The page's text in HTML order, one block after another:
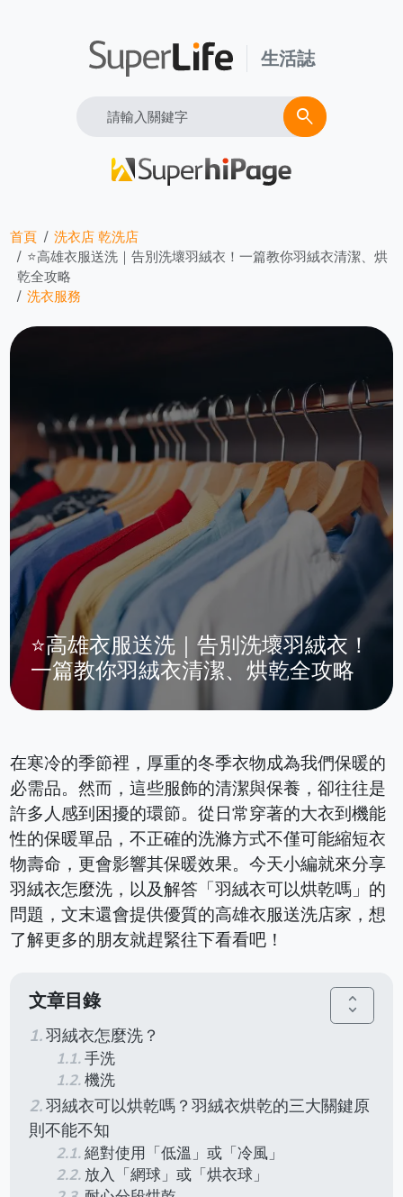
生活誌
Search search
首頁
洗衣店 乾洗店
⭐高雄衣服送洗｜告別洗壞羽絨衣！一篇教你羽絨衣清潔、烘
乾全攻略
洗衣服務
⭐高雄衣服送洗｜告別洗壞羽絨衣！
一篇教你羽絨衣清潔、烘乾全攻略
在寒冷的季節裡，厚重的冬季衣物成為我們保暖的
必需品。然而，這些服飾的清潔與保養，卻往往是
許多人感到困擾的環節。從日常穿著的大衣到機能
性的保暖單品，不正確的洗滌方式不僅可能縮短衣
物壽命，更會影響其保暖效果。今天小編就來分享
羽絨衣怎麼洗，以及解答「羽絨衣可以烘乾嗎」的
問題，文末還會提供優質的高雄衣服送洗店家，想
了解更多的朋友就趕緊往下看看吧！
文章目錄 unfold_more
羽絨衣怎麼洗？
手洗
機洗
羽絨衣可以烘乾嗎？羽絨衣烘乾的三大關鍵原
則不能不知
絕對使用「低溫」或「冷風」
放入「網球」或「烘衣球」